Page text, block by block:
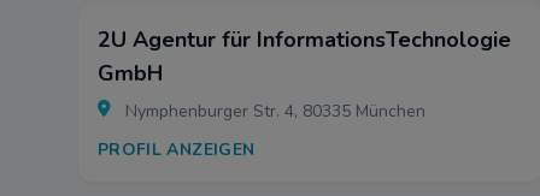
2U Agentur für InformationsTechnologie
GmbH
Nymphenburger Str. 4, 80335 München
PROFIL ANZEIGEN